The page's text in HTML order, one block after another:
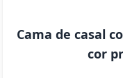
Cama de casal
cor